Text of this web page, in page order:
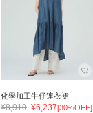
化學加工牛仔連衣裙
¥8,910 ¥6,237[30%OFF]